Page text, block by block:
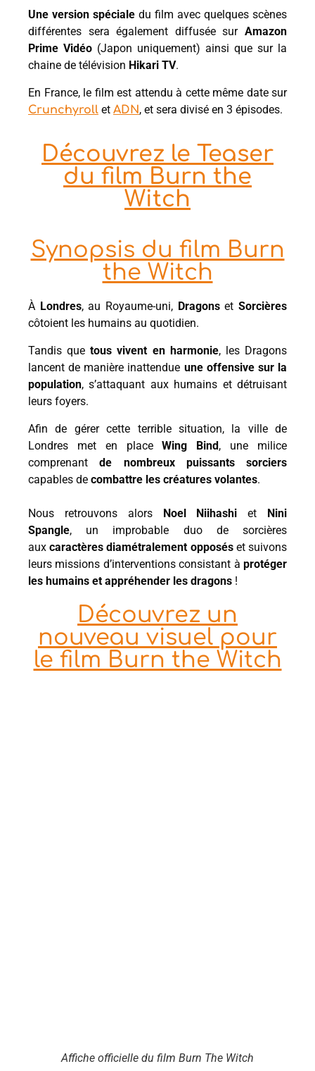
Une version spéciale du film avec quelques scènes
différentes sera également diffusée sur Amazon
Prime Vidéo (Japon uniquement) ainsi que sur la
chaine de télévision Hikari TV.
En France, le film est attendu à cette même date sur
Crunchyroll et ADN, et sera divisé en 3 épisodes.
Découvrez le Teaser
du film Burn the
Witch
Synopsis du film Burn
the Witch
À Londres, au Royaume-uni, Dragonset Sorcières
côtoient les humains au quotidien.
Tandis quetous vivent en harmonie, les Dragons
lancent de manière inattendue une offensive sur la
population, s’attaquant aux humains et détruisant
leurs foyers.
Afin de gérer cette terrible situation, la ville de
Londres met en placeWing Bind, une milice
comprenantde nombreux puissants sorciers
capables de combattre les créatures volantes.
Nous retrouvons alors Noel Niihashi et Nini
Spangle, un improbable duo de sorcières
auxcaractères diamétralement opposéset suivons
leurs missions d’interventions consistant à protéger
les humains et appréhender les dragons !
Découvrez un
nouveau visuel pour
le film Burn the Witch
Affiche officielle du film Burn The Witch